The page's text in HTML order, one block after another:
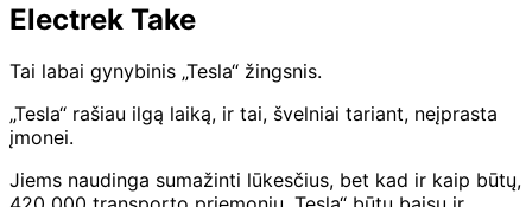
Electrek Take
Tai labai gynybinis „Tesla“ žingsnis.
„Tesla“ rašiau ilgą laiką, ir tai, švelniai tariant, neįprasta
įmonei.
Jiems naudinga sumažinti lūkesčius, bet kad ir kaip būtų,